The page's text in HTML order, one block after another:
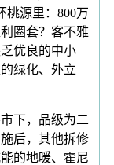
桃源里：800万
圈套？客不雅
优良的中小
绿化、外立
下，品级为二
后，其他拆修
的地暖、霍尼